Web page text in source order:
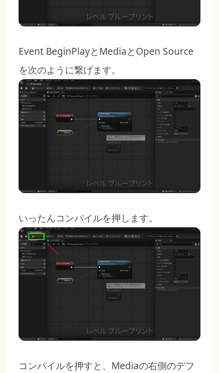
Event BeginPlayとMediaとOpen Source
を次のように繋げます。
いったんコンパイルを押します。
コンパイルを押すと、Mediaの右側のデフ